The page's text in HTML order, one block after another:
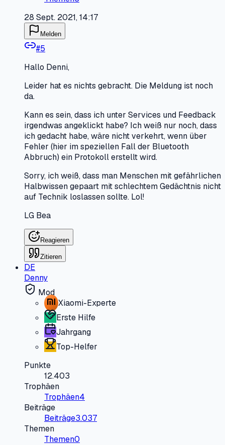
28 Sept. 2021, 14:17
Melden
#5
Hallo Denni,
Leider hat es nichts gebracht. Die Meldung ist noch
da.
Kann es sein, dass ich unter Services und Feedback
irgendwas angeklickt habe? Ich weiß nur noch, dass
ich gedacht habe, wäre nicht verkehrt, wenn über
Fehler (hier im speziellen Fall der Bluetooth
Abbruch) ein Protokoll erstellt wird.
Sorry, ich weiß, dass man Menschen mit gefährlichen
Halbwissen gepaart mit schlechtem Gedächtnis nicht
auf Technik loslassen sollte. Lol!
LG Bea
Reagieren
Zitieren
DE
Denny
Mod
Xiaomi-Experte
Erste Hilfe
Jahrgang
Top-Helfer
Punkte
12.403
Trophäen
Trophäen4
Beiträge
Beiträge3.037
Themen
Themen0